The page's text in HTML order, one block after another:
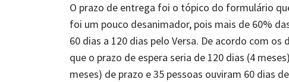
O prazo de entrega foi o tópico do formulário
foi um pouco desanimador, pois mais de 60%
60 dias a 120 dias pelo Versa. De acordo com
que o prazo de espera seria de 120 dias (4
meses) de prazo e 35 pessoas ouviram 60 dias